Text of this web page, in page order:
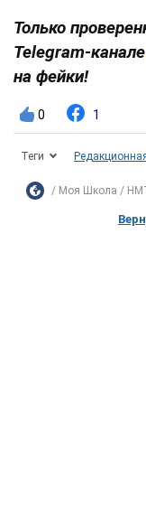
Только
Telegram-канале
на фейки!
0 1
Теги
Моя Школа